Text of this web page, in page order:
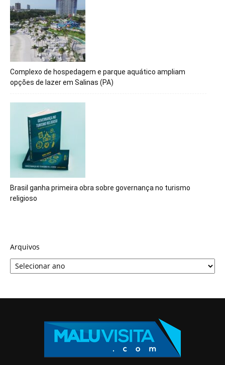
Complexo de hospedagem e parque aquático ampliam
opções de lazer em Salinas (PA)
Brasil ganha primeira obra sobre governança no turismo
religioso
Arquivos